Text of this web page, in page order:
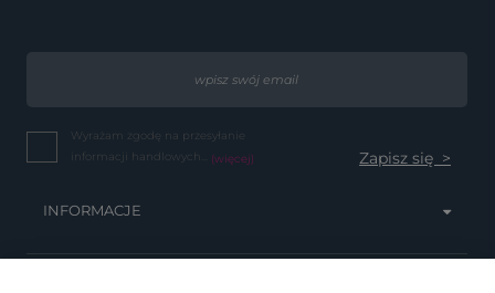
Wyrażam zgodę na przesyłanie
informacji handlowych... (więcej)
INFORMACJE